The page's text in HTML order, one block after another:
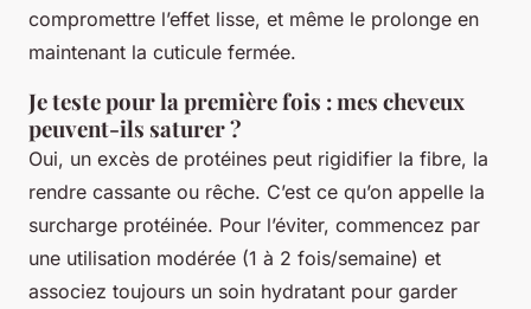
compromettre l’effet lisse, et même le prolonge en
maintenant la cuticule fermée.
Je teste pour la première fois : mes cheveux
peuvent-ils saturer ?
Oui, un excès de protéines peut rigidifier la fibre, la
rendre cassante ou rêche. C’est ce qu’on appelle la
surcharge protéinée. Pour l’éviter, commencez par
une utilisation modérée (1 à 2 fois/semaine) et
associez toujours un soin hydratant pour garder